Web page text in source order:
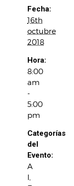
Fecha:
16th
octubre
2018
Hora:
8:00
am
-
5:00
pm
Categorías
del
Evento:
A
I